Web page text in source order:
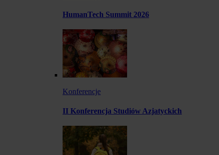
HumanTech Summit 2026
Konferencje
II Konferencja Studiów Azjatyckich